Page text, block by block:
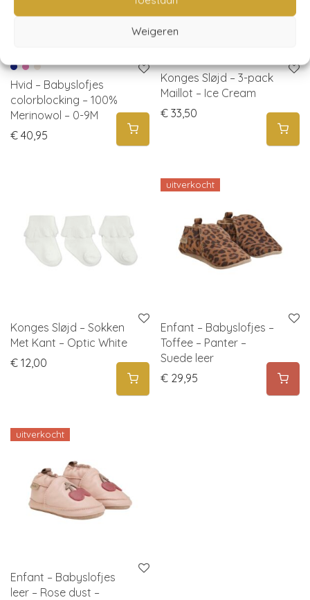
Weigeren
Hvid – Babyslofjes
colorblocking – 100%
Merinowol – 0-9M
€ 40,95
Konges Sløjd – 3-pack
Maillot – Ice Cream
€ 33,50
Konges Sløjd – Sokken
Met Kant – Optic White
€ 12,00
uitverkocht
Enfant – Babyslofjes –
Toffee – Panter –
Suede leer
€ 29,95
uitverkocht
Enfant – Babyslofjes
leer – Rose dust –